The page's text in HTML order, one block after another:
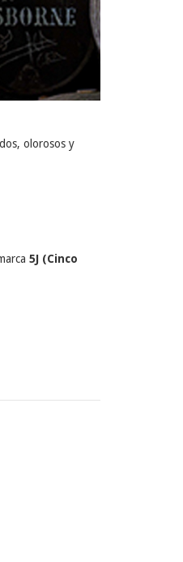
olorosos y
5J (Cinco